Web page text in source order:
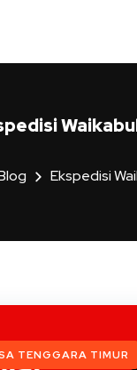
Ekspedisi
TENGGARA TIMUR